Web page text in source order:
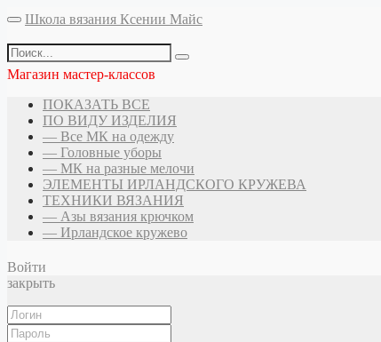
Школа вязания Ксении Майс
Магазин мастер-классов
ПОКАЗАТЬ ВСЕ
ПО ВИДУ ИЗДЕЛИЯ
— Все МК на одежду
— Головные уборы
— МК на разные мелочи
ЭЛЕМЕНТЫ ИРЛАНДСКОГО КРУЖЕВА
ТЕХНИКИ ВЯЗАНИЯ
— Азы вязания крючком
— Ирландское кружево
Войти
закрыть